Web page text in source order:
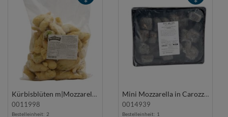
Kürbisblüten m|Mozzarella und Sardellen im Teigmantel 2,5Kg FIORAVANTI
0011998
Bestelleinheit: 2
Mini Mozzarella in Carozza Lachs/Nero di Seppia 20Stk 1Kg EATME
0014939
Bestelleinheit: 1